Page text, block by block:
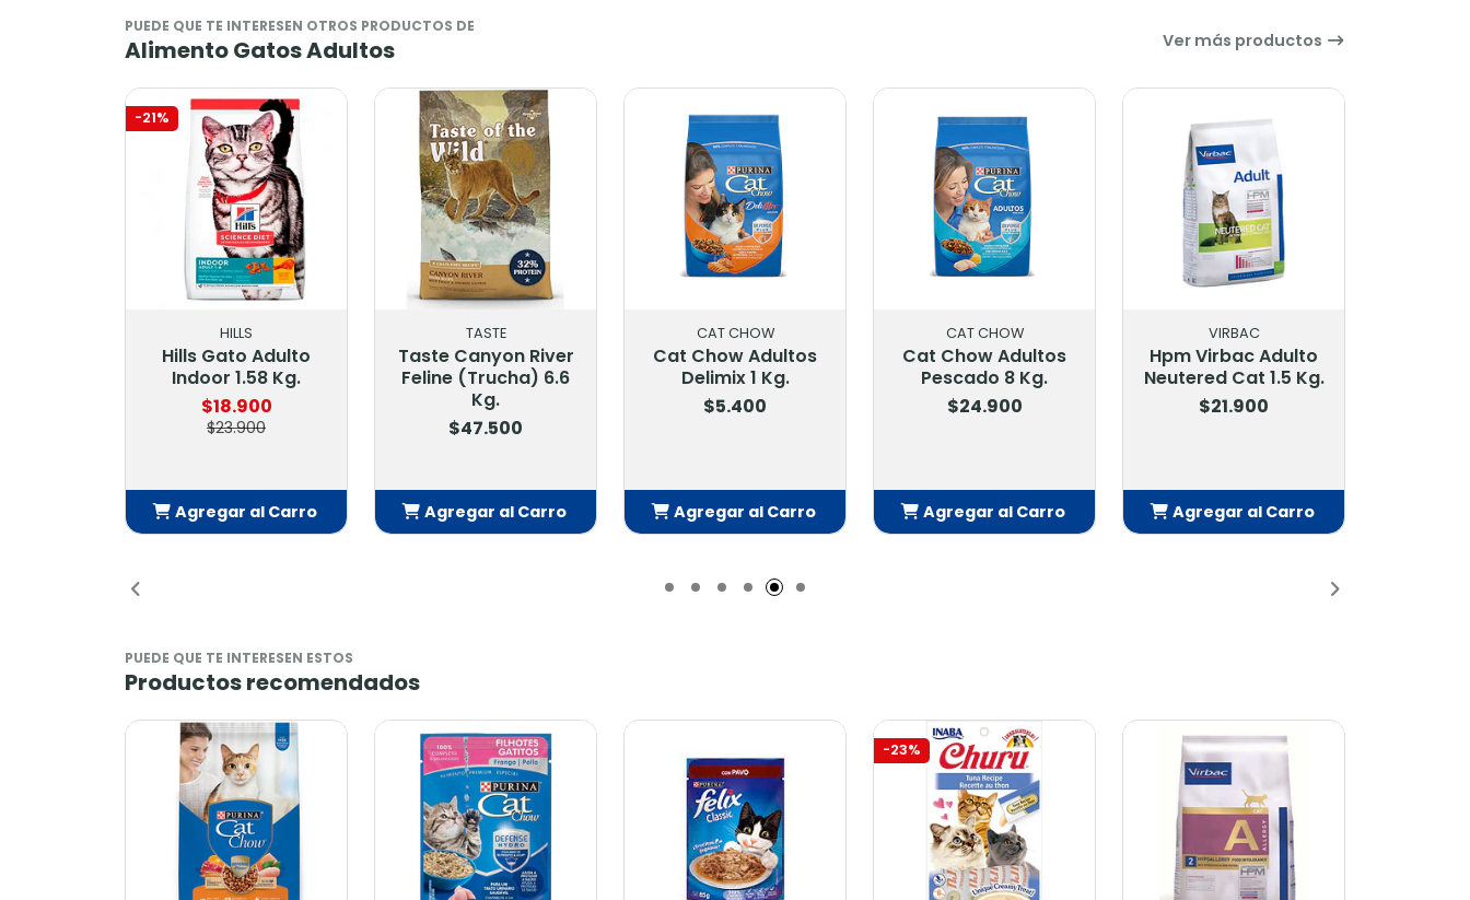
PUEDE QUE TE INTERESEN OTROS PRODUCTOS DE
Alimento Gatos Adultos Ver más productos
-21%
HILLS
Hills Gato Adulto
Indoor 1.58 Kg.
$18.900
$23.900
Agregar al Carro
TASTE
Taste Canyon River
Feline (Trucha) 6.6
Kg.
$47.500
Agregar al Carro
CAT CHOW
Cat Chow Adultos
Delimix 1 Kg.
$5.400
Agregar al Carro
CAT CHOW
Cat Chow Adultos
Pescado 8 Kg.
$24.900
Agregar al Carro
VIRBAC
Hpm Virbac Adulto
Neutered Cat 1.5 Kg.
$21.900
Agregar al Carro
PUEDE QUE TE INTERESEN ESTOS
Productos recomendados
-23%